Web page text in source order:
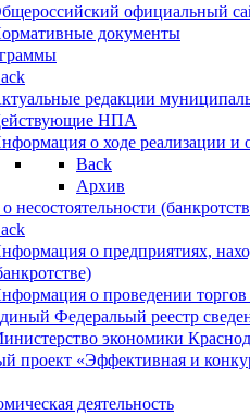
официальный
документы
редакции
НПА
о ходе реализации
Back
Архив
несостоятельности
о предприятиях,
о проведении
Федеральый реестр
экономики
проект «Эффективная и
деятельность